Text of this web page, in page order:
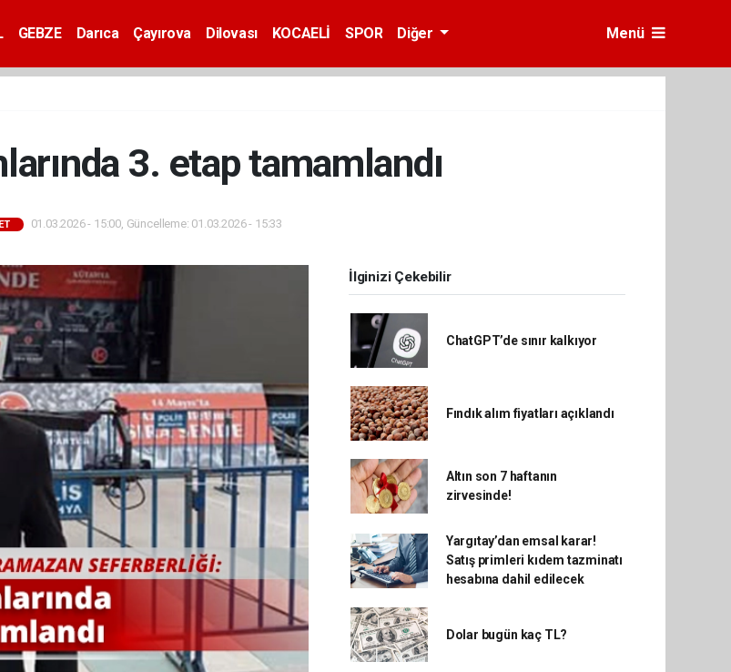
GEBZE Darıca Çayırova Dilovası KOCAELİ SPOR Diğer Menü
3. etap tamamlandı
01.03.2026 - 15:00, Güncelleme: 01.03.2026 - 15:33
İlginizi Çekebilir
ChatGPT’de sınır kalkıyor
Fındık alım fiyatları açıklandı
Altın son 7 haftanın
zirvesinde!
Yargıtay’dan emsal karar!
Satış primleri kıdem tazminatı
hesabına dahil edilecek
Dolar bugün kaç TL?